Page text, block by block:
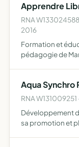
Apprendre
RNA
2016
Formation et
pédagogie de
Aqua Synchro
RNA W131009251
Développement
sa promotion et